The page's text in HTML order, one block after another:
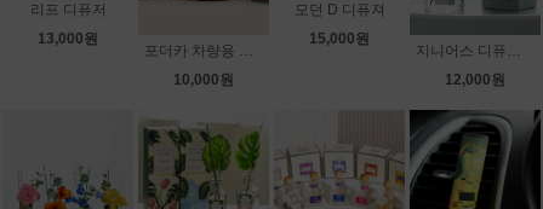
리프 디퓨저
13,000원
포더카 차량용 디퓨저 40ml
10,000원
모던 D 디퓨져
15,000원
지니어스 디퓨저 120ml
12,000원